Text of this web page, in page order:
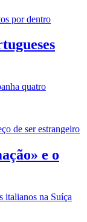
quatro
e o
italianos na Suíça